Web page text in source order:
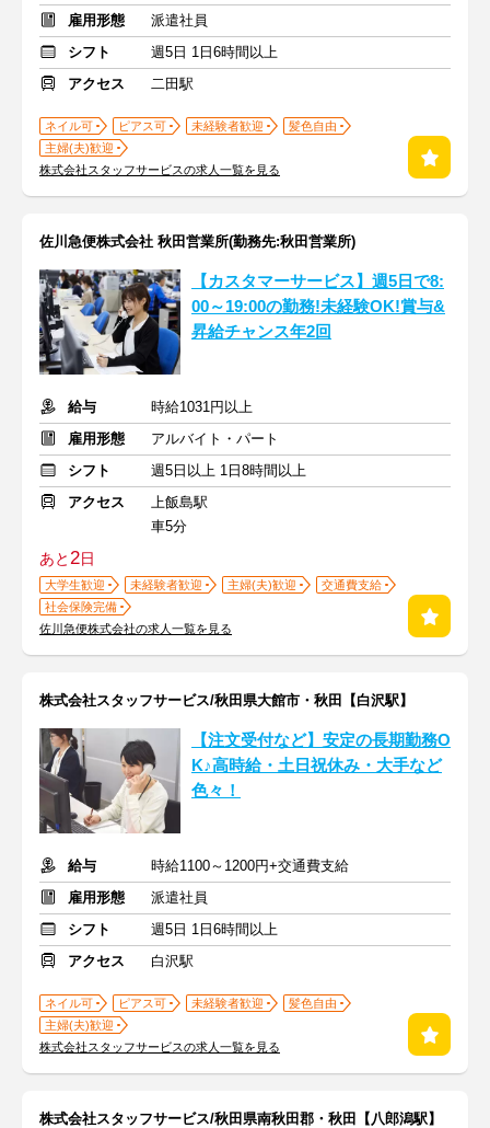
雇用形態
派遣社員
シフト
週5日 1日6時間以上
アクセス
二田駅
ネイル可 ピアス可 未経験者歓迎
髪色自由
主婦(夫)歓迎
株式会社スタッフサービスの求人一覧を見る
佐川急便株式会社 秋田営業所(勤務先:秋田営業所)
【カスタマーサービス】週5日で8:
00～19:00の勤務!未経験OK!賞与&
昇給チャンス年2回
給与
時給1031円以上
雇用形態
アルバイト・パート
シフト
週5日以上 1日8時間以上
アクセス
上飯島駅
車5分
あと2日
大学生歓迎 未経験者歓迎 主婦(夫)歓迎
交通費支給
社会保険完備
佐川急便株式会社の求人一覧を見る
株式会社スタッフサービス/秋田県大館市・秋田【白沢駅】
【注文受付など】安定の長期勤務O
K♪高時給・土日祝休み・大手など
色々！
給与
時給1100～1200円+交通費支給
雇用形態
派遣社員
シフト
週5日 1日6時間以上
アクセス
白沢駅
ネイル可 ピアス可 未経験者歓迎
髪色自由
主婦(夫)歓迎
株式会社スタッフサービスの求人一覧を見る
株式会社スタッフサービス/秋田県南秋田郡・秋田【八郎潟駅】